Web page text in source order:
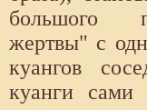
большого
жертвы" с
куангов
куанги сами